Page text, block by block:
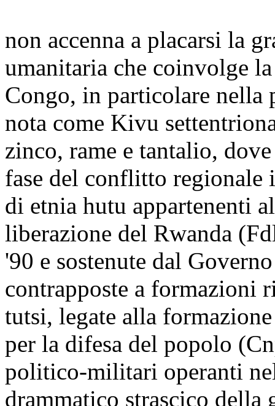
non accenna a placarsi la
umanitaria che coinvolge
Congo, in particolare
nota come Kivu
zinco, rame e tantalio,
fase del conflitto
di etnia hutu appartenenti
liberazione del Rwanda
'90 e sostenute dal
contrapposte a formazioni
tutsi, legate alla
per la difesa del popolo
politico-militari operanti
drammatico strascico